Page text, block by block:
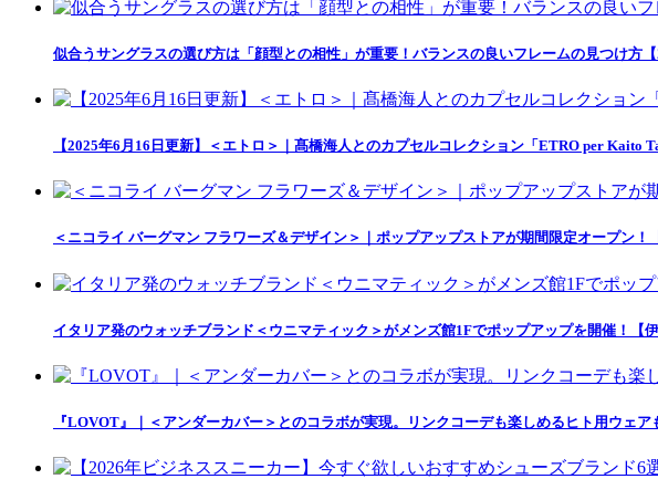
似合うサングラスの選び方は「顔型との相性」が重要！バランスの良いフレームの見つけ方【
【2025年6月16日更新】＜エトロ＞｜髙橋海人とのカプセルコレクション「ETRO per Kaito
＜ニコライ バーグマン フラワーズ＆デザイン＞｜ポップアップストアが期間限定オープン！
イタリア発のウォッチブランド＜ウニマティック＞がメンズ館1Fでポップアップを開催！【伊
『LOVOT』｜＜アンダーカバー＞とのコラボが実現。リンクコーデも楽しめるヒト用ウェア